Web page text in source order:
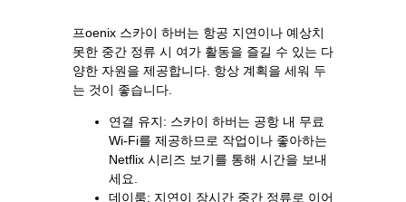
프oenix 스카이 하버는 항공 지연이나 예상치
못한 중간 정류 시 여가 활동을 즐길 수 있는 다
양한 자원을 제공합니다. 항상 계획을 세워 두
는 것이 좋습니다.
연결 유지: 스카이 하버는 공항 내 무료
Wi-Fi를 제공하므로 작업이나 좋아하는
Netflix 시리즈 보기를 통해 시간을 보내
세요.
데이룸: 지연이 장시간 중간 정류로 이어